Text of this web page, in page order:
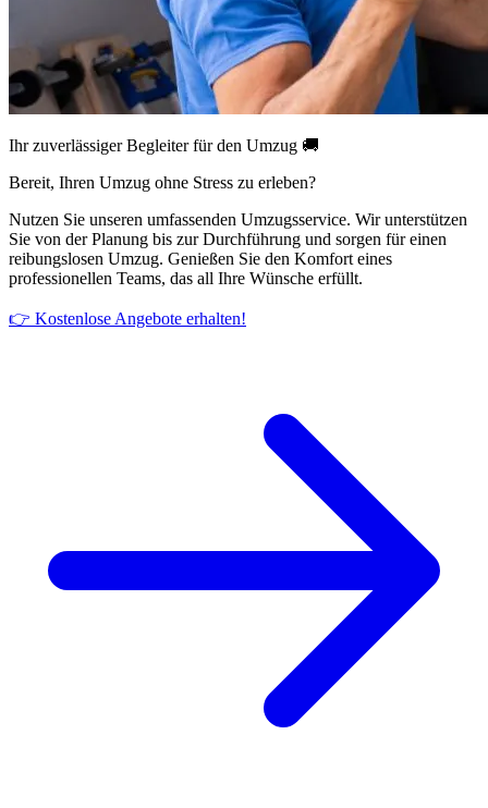
Ihr zuverlässiger Begleiter für den Umzug 🚚
Bereit, Ihren Umzug ohne Stress zu erleben?
Nutzen Sie unseren umfassenden Umzugsservice. Wir unterstützen
Sie von der Planung bis zur Durchführung und sorgen für einen
reibungslosen Umzug. Genießen Sie den Komfort eines
professionellen Teams, das all Ihre Wünsche erfüllt.
👉 Kostenlose Angebote erhalten!